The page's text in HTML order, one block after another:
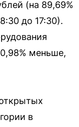
(на 89,69%
до 17:30).
меньше,
в